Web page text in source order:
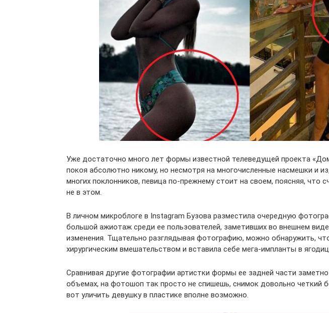
Уже достаточно много лет формы известной телеведущей проекта
покоя абсолютно никому, но несмотря на многочисленные насмешки и
многих поклонников, певица по-прежнему стоит на своем, поясняя, что
не в этом.
В личном микроблоге в Instagram Бузова разместила очередную
большой ажиотаж среди ее пользователей, заметивших во внешнем
изменения. Тщательно разглядывая фотографию, можно обнаружить,
хирургическим вмешательством и вставила себе мега-импланты в
Сравнивая другие фотографии артистки формы ее задней части заметно
объемах, на фотошоп так просто не спишешь, снимок довольно четкий
вот уличить девушку в пластике вполне возможно.